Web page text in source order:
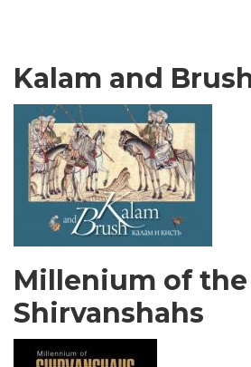
Kalam and
Millenium of the
Shirvanshahs